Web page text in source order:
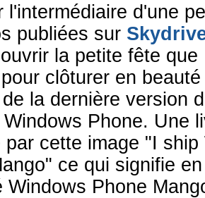
l'intermédiaire d'une
publiées sur
la petite fête que
clôturer en beauté
de la dernière version
Phone. Une
par cette image "I ship
ce qui signifie
Windows Phone